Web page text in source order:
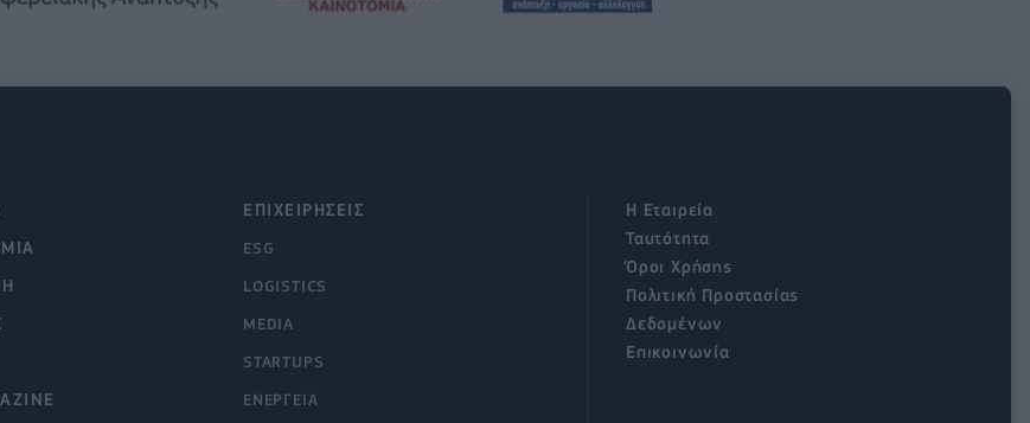
ΕΠΙΧΕΙΡΗΣΕΙΣ
ESG
LOGISTICS
MEDIA
STARTUPS
ΕΝΕΡΓΕΙΑ
Η Εταιρεία
Ταυτότητα
Όροι Χρήσης
Πολιτική Προστασίας
Δεδομένων
Επικοινωνία